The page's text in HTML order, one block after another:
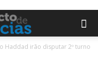
Haddad irão disputar 2º turno